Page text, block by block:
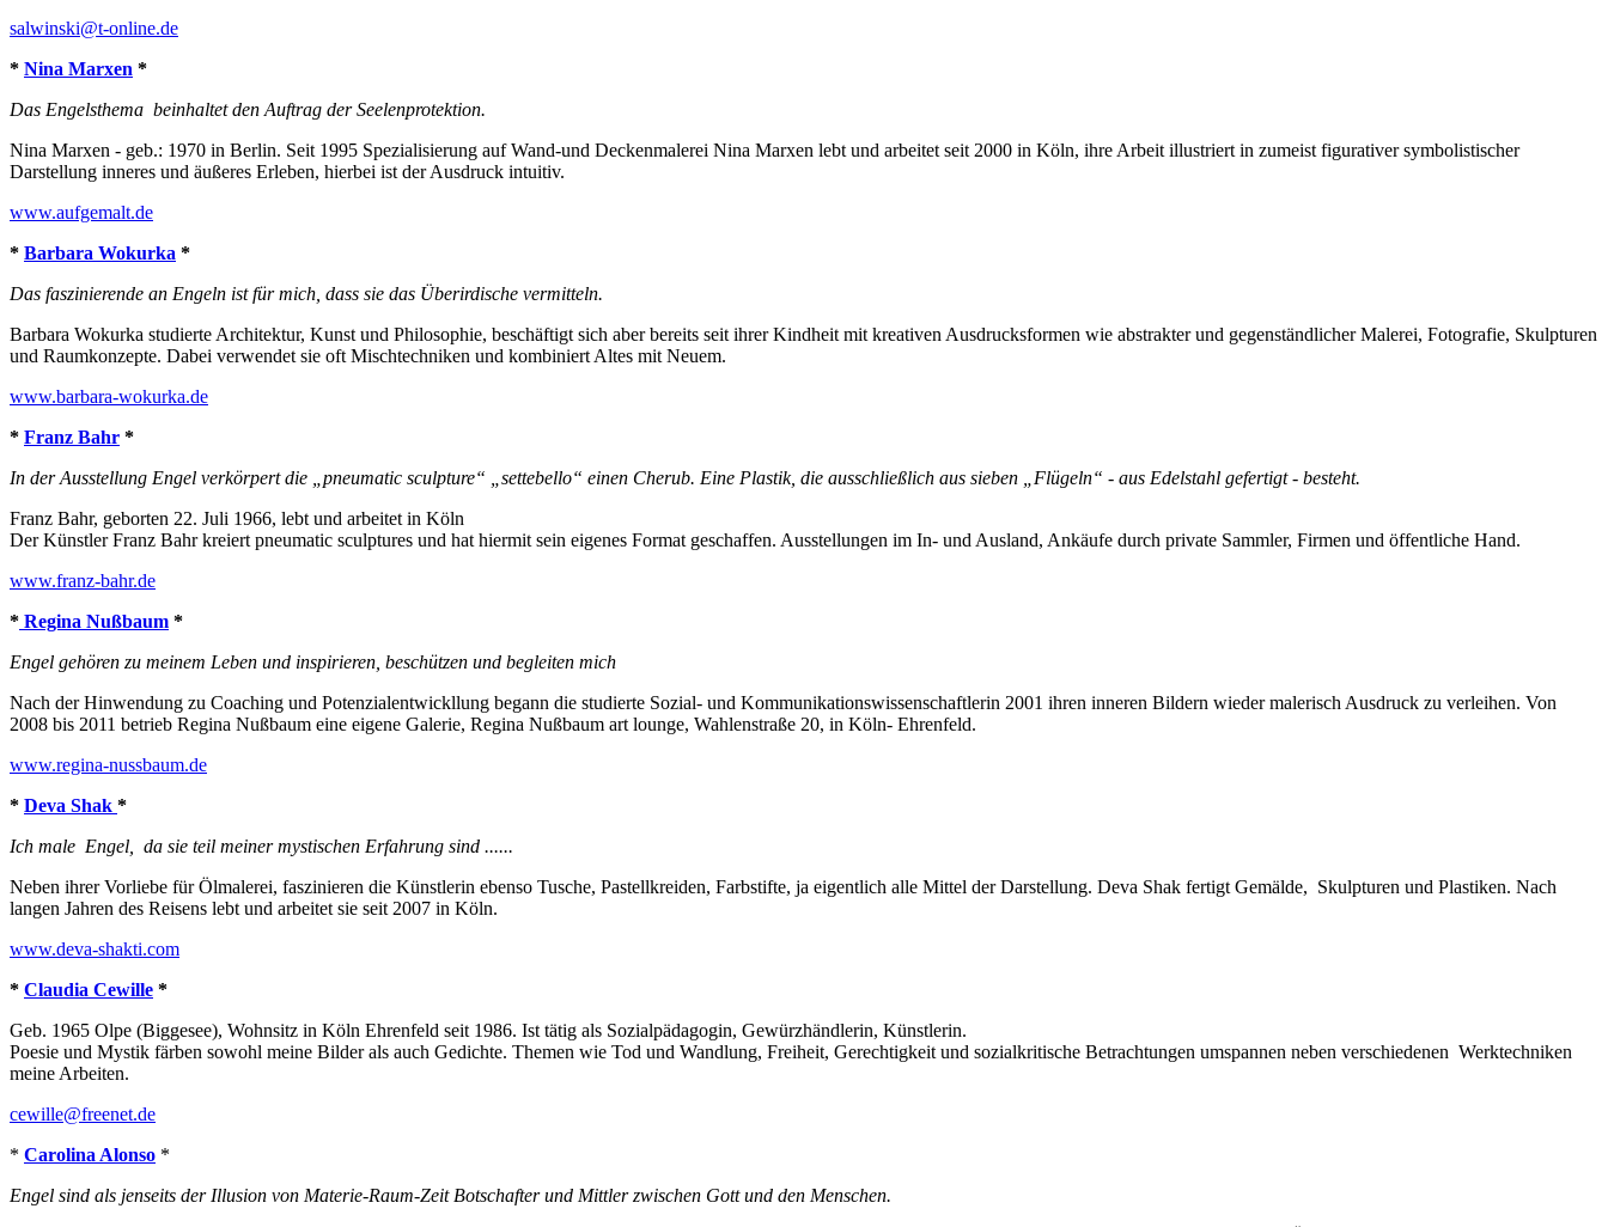
salwinski@t-online.de
* Nina Marxen *
Das Engelsthema beinhaltet den Auftrag der Seelenprotektion.
Nina Marxen - geb.: 1970 in Berlin. Seit 1995 Spezialisierung auf Wand-und Deckenmalerei Nina Marxen lebt und arbeitet seit 2000 in Köln, ihre Arbeit illustriert in zumeist figurativer symbolistischer
Darstellung inneres und äußeres Erleben, hierbei ist der Ausdruck intuitiv.
www.aufgemalt.de
* Barbara Wokurka *
Das faszinierende an Engeln ist für mich, dass sie das Überirdische vermitteln.
Barbara Wokurka studierte Architektur, Kunst und Philosophie, beschäftigt sich aber bereits seit ihrer Kindheit mit kreativen Ausdrucksformen wie abstrakter und gegenständlicher Malerei, Fotografie, Skulpturen
und Raumkonzepte. Dabei verwendet sie oft Mischtechniken und kombiniert Altes mit Neuem.
www.barbara-wokurka.de
* Franz Bahr *
In der Ausstellung Engel verkörpert die „pneumatic sculpture“ „settebello“ einen Cherub. Eine Plastik, die ausschließlich aus sieben „Flügeln“ - aus Edelstahl gefertigt - besteht.
Franz Bahr, geborten 22. Juli 1966, lebt und arbeitet in Köln
Der Künstler Franz Bahr kreiert pneumatic sculptures und hat hiermit sein eigenes Format geschaffen. Ausstellungen im In- und Ausland, Ankäufe durch private Sammler, Firmen und öffentliche Hand.
www.franz-bahr.de
* Regina Nußbaum *
Engel gehören zu meinem Leben und inspirieren, beschützen und begleiten mich
Nach der Hinwendung zu Coaching und Potenzialentwickllung begann die studierte Sozial- und Kommunikationswissenschaftlerin 2001 ihren inneren Bildern wieder malerisch Ausdruck zu verleihen. Von
2008 bis 2011 betrieb Regina Nußbaum eine eigene Galerie, Regina Nußbaum art lounge, Wahlenstraße 20, in Köln- Ehrenfeld.
www.regina-nussbaum.de
* Deva Shak *
Ich male Engel, da sie teil meiner mystischen Erfahrung sind ......
Neben ihrer Vorliebe für Ölmalerei, faszinieren die Künstlerin ebenso Tusche, Pastellkreiden, Farbstifte, ja eigentlich alle Mittel der Darstellung. Deva Shak fertigt Gemälde, Skulpturen und Plastiken. Nach
langen Jahren des Reisens lebt und arbeitet sie seit 2007 in Köln.
www.deva-shakti.com
* Claudia Cewille *
Geb. 1965 Olpe (Biggesee), Wohnsitz in Köln Ehrenfeld seit 1986. Ist tätig als Sozialpädagogin, Gewürzhändlerin, Künstlerin.
Poesie und Mystik färben sowohl meine Bilder als auch Gedichte. Themen wie Tod und Wandlung, Freiheit, Gerechtigkeit und sozialkritische Betrachtungen umspannen neben verschiedenen Werktechniken
meine Arbeiten.
cewille@freenet.de
* Carolina Alonso *
Engel sind als jenseits der Illusion von Materie-Raum-Zeit Botschafter und Mittler zwischen Gott und den Menschen.